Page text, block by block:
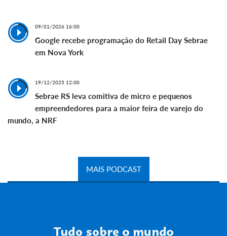
09/01/2026 16:00
Google recebe programação do Retail Day Sebrae
em Nova York
19/12/2025 12:00
Sebrae RS leva comitiva de micro e pequenos
empreendedores para a maior feira de varejo do
mundo, a NRF
MAIS PODCAST